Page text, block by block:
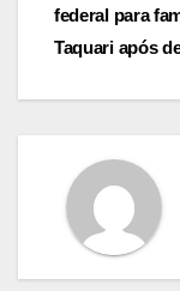
federal para
Taquari após